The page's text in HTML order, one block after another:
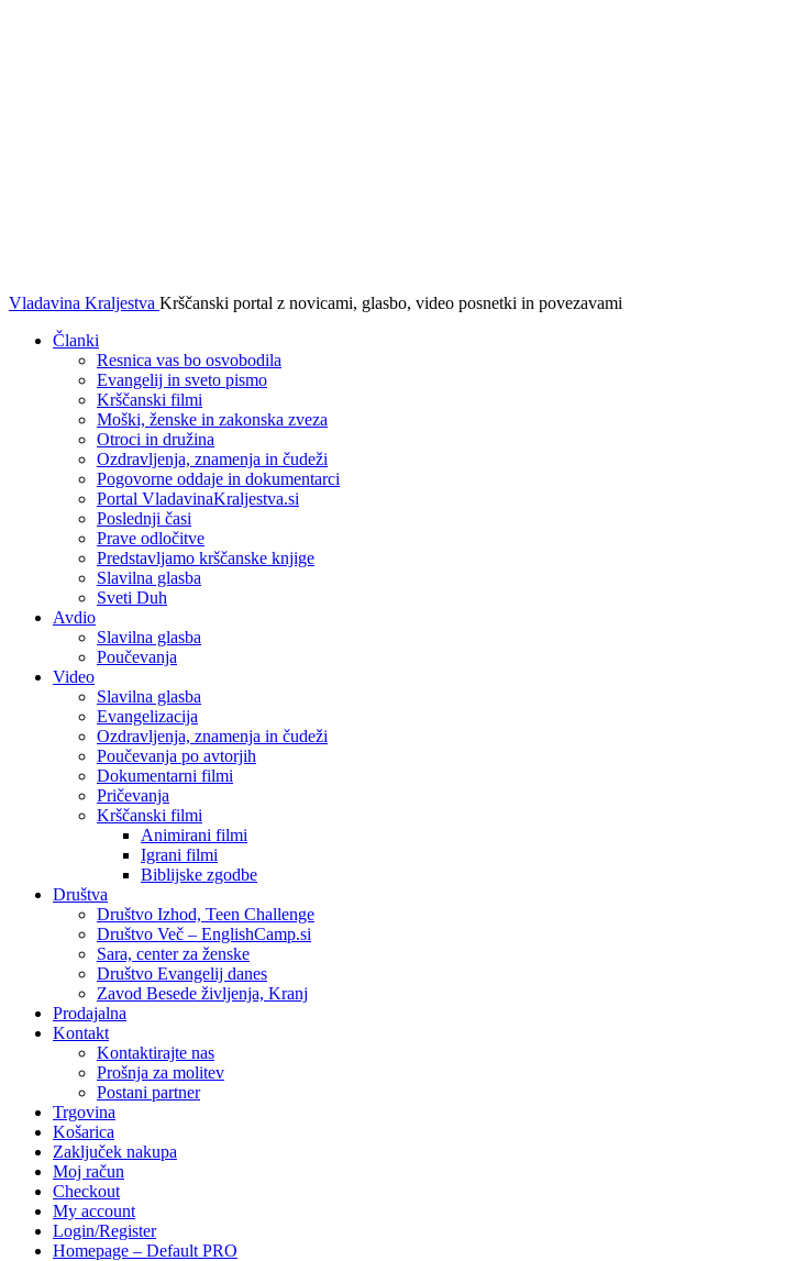
Vladavina Kraljestva Krščanski portal z novicami, glasbo, video posnetki in povezavami
Članki
Resnica vas bo osvobodila
Evangelij in sveto pismo
Krščanski filmi
Moški, ženske in zakonska zveza
Otroci in družina
Ozdravljenja, znamenja in čudeži
Pogovorne oddaje in dokumentarci
Portal VladavinaKraljestva.si
Poslednji časi
Prave odločitve
Predstavljamo krščanske knjige
Slavilna glasba
Sveti Duh
Avdio
Slavilna glasba
Poučevanja
Video
Slavilna glasba
Evangelizacija
Ozdravljenja, znamenja in čudeži
Poučevanja po avtorjih
Dokumentarni filmi
Pričevanja
Krščanski filmi
Animirani filmi
Igrani filmi
Biblijske zgodbe
Društva
Društvo Izhod, Teen Challenge
Društvo Več – EnglishCamp.si
Sara, center za ženske
Društvo Evangelij danes
Zavod Besede življenja, Kranj
Prodajalna
Kontakt
Kontaktirajte nas
Prošnja za molitev
Postani partner
Trgovina
Košarica
Zaključek nakupa
Moj račun
Checkout
My account
Login/Register
Homepage – Default PRO